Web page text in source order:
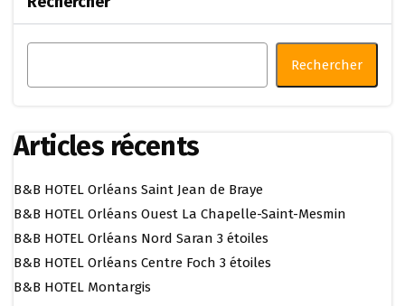
Rechercher
Articles récents
B&B HOTEL Orléans Saint Jean de Braye
B&B HOTEL Orléans Ouest La Chapelle-Saint-Mesmin
B&B HOTEL Orléans Nord Saran 3 étoiles
B&B HOTEL Orléans Centre Foch 3 étoiles
B&B HOTEL Montargis